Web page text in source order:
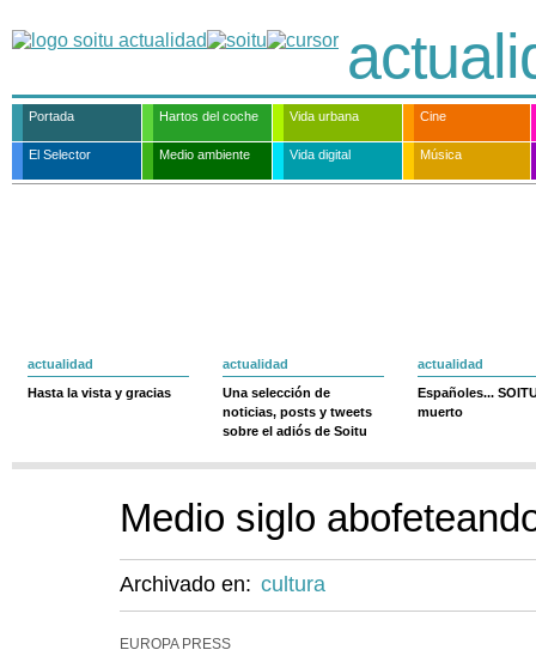
Portada Hartos del coche Vida urbana Cine
El Selector Medio ambiente Vida digital Música
actualidad
Hasta la vista y gracias
actualidad
Una selección de
noticias, posts y tweets
sobre el adiós de Soitu
actualidad
Españoles...
muerto
Medio siglo
Archivado en: cultura
EUROPA PRESS